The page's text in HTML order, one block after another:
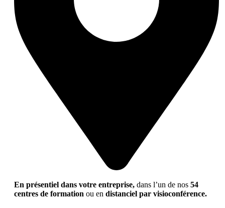
En présentiel dans votre entreprise, dans l’un de nos 54
centres de formation ou en distanciel par visioconférence.